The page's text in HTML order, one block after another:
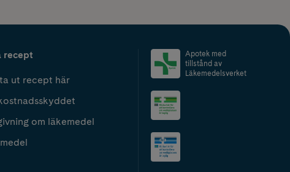
recept
ut recept här
om läkemedel
Apotek med
tillstånd av
Läkemedelsverket